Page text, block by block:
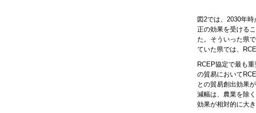
図2では、2030年
正の効果を受ける
た。そういった県
ていた県では、
RCEP協定で最も
の貿易において
との貿易創出効果
減幅は、農業を除
効果が相対的に大き